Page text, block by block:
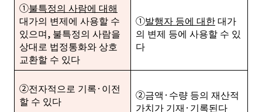
➀불특정의 사람에 대해
대가의 변제에 사용할 수
있으며, 불특정의 사람을
상대로 법정통화와 상호
교환할 수 있다
①발행자 등에 대한대가
의 변제 등에 사용할 수 있
다
➁전자적으로 기록·이전
할 수 있다
②금액·수량 등의 재산적
가치가 기재·기록된다